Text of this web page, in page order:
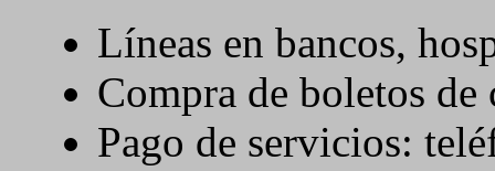
Líneas en bancos,
Compra de boletos
Pago de servicios: